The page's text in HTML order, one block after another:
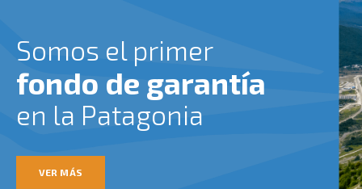
Somos el primer
fondo de garantía
en la Patagonia
VER MÁS